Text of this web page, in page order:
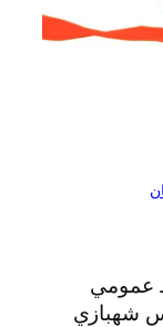
عمومي
شهبازي